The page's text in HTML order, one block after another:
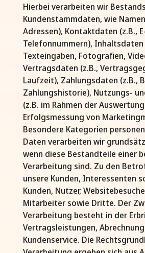
Hierbei verarbeiten wir
Kundenstammdaten, wie
Adressen), Kontaktdaten (z.B.,
Telefonnummern), Inhaltsdaten
Texteingaben, Fotografien,
Vertragsdaten (z.B.,
Laufzeit), Zahlungsdaten (z.B.,
Zahlungshistorie), Nutzungs-
(z.B. im Rahmen der
Erfolgsmessung von
Besondere Kategorien
Daten verarbeiten wir
wenn diese Bestandteile einer
Verarbeitung sind. Zu den
unsere Kunden, Interessenten
Kunden, Nutzer,
Mitarbeiter sowie Dritte. Der
Verarbeitung besteht in der
Vertragsleistungen,
Kundenservice. Die